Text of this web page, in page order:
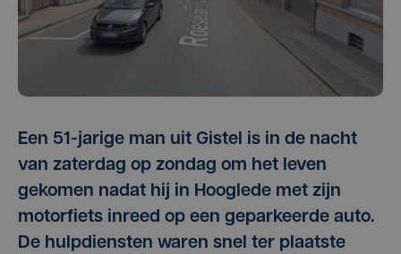
Een 51-jarige man uit Gistel is in de nacht
van zaterdag op zondag om het leven
gekomen nadat hij in Hooglede met zijn
motorfiets inreed op een geparkeerde auto.
De hulpdiensten waren snel ter plaatste